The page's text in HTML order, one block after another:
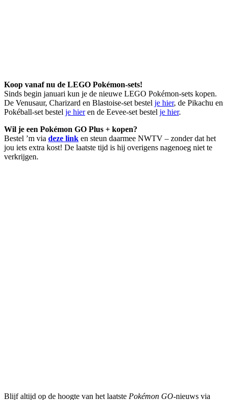
Koop vanaf nu de LEGO Pokémon-sets!
Sinds begin januari kun je de nieuwe LEGO Pokémon-sets kopen.
De Venusaur, Charizard en Blastoise-set bestel je hier, de Pikachu en
Pokéball-set bestel je hieren de Eevee-set bestel je hier.
Wil je een Pokémon GO Plus + kopen?
Bestel ’m via deze link en steun daarmee NWTV – zonder dat het
jou iets extra kost! De laatste tijd is hij overigens nagenoeg niet te
verkrijgen.
Blijf altijd op de hoogte van het laatste Pokémon GO-nieuws via